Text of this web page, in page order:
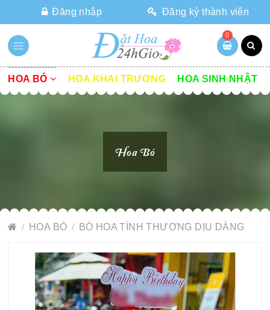
Đăng nhập Đăng ký thành viên
0
HOA BÓ HOA KHAI TRƯƠNG HOA SINH NHẬT
Hoa Bó
HOA BÓ BÓ HOA TÌNH THƯƠNG DỊU DÀNG